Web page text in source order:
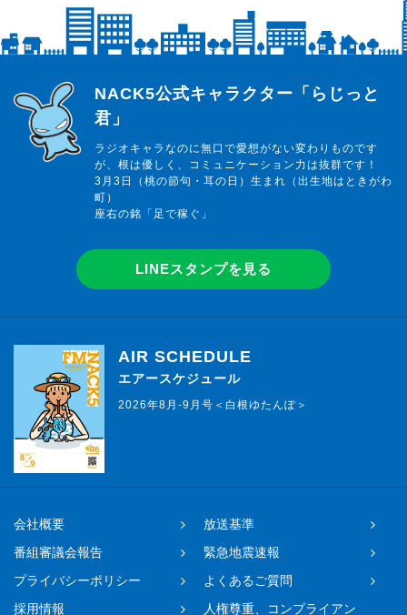
らじっと君
NACK5公式キャラクター「らじっと
君」
ラジオキャラなのに無口で愛想がない変わりものです
が、根は優しく、コミュニケーション力は抜群です！
3月3日（桃の節句・耳の日）生まれ（出生地はときがわ
町）
座右の銘「足で稼ぐ」
LINEスタンプを見る
AIR SCHEDULE
エアースケジュール
2026年8月-9月号＜白根ゆたんぽ＞
会社概要
放送基準
番組審議会報告
緊急地震速報
プライバシーポリシー
よくあるご質問
採用情報
人権尊重、コンプライアン